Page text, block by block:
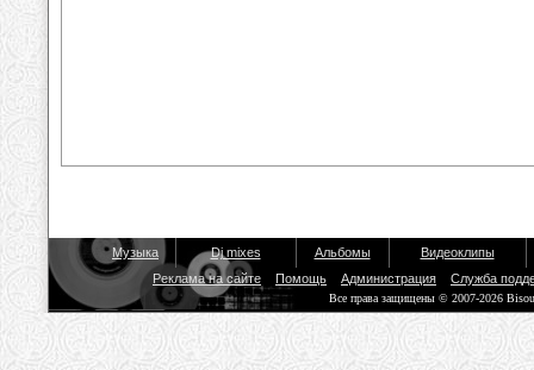
Музыка Dj mixes Альбомы
Видеоклипы
Реклама на сайте
Помощь Администрация Служба
Все права защищены © 2007-2026